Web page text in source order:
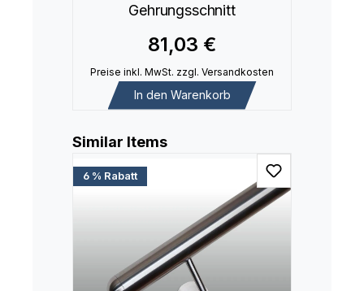
Gehrungsschnitt
81,03 €
Preise inkl. MwSt. zzgl. Versandkosten
In den Warenkorb
Produktgalerie überspringen
Similar Items
6 % Rabatt